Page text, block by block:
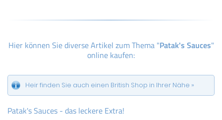
Hier können Sie diverse Artikel zum Thema "Patak's Sauces"
online kaufen:
Heir finden Sie auch einen British Shop in Ihrer Nähe »
Patak's Sauces - das leckere Extra!